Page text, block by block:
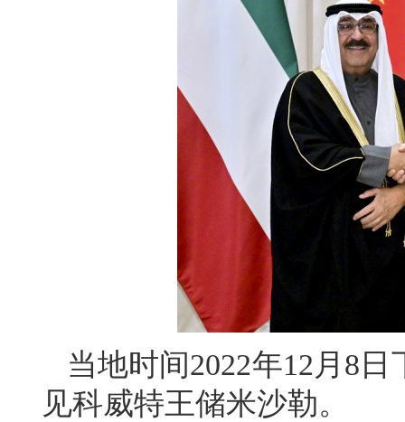
当地时间2022年12月8
见科威特王储米沙勒。